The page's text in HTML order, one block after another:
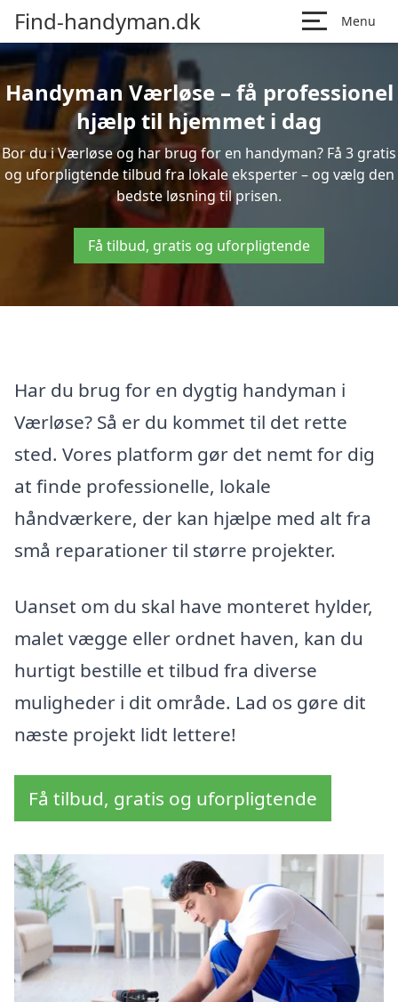
Find-handyman.dk Menu
Handyman Værløse – få professionel
hjælp til hjemmet i dag
Bor du i Værløse og har brug for en handyman? Få 3 gratis
og uforpligtende tilbud fra lokale eksperter – og vælg den
bedste løsning til prisen.
Få tilbud, gratis og uforpligtende
Har du brug for en dygtig handyman i
Værløse? Så er du kommet til det rette
sted. Vores platform gør det nemt for dig
at finde professionelle, lokale
håndværkere, der kan hjælpe med alt fra
små reparationer til større projekter.
Uanset om du skal have monteret hylder,
malet vægge eller ordnet haven, kan du
hurtigt bestille et tilbud fra diverse
muligheder i dit område. Lad os gøre dit
næste projekt lidt lettere!
Få tilbud, gratis og uforpligtende